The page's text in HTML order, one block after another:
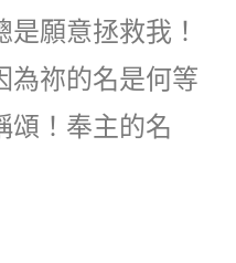
願意拯救我！
為祢的名是何等
頌！奉主的名